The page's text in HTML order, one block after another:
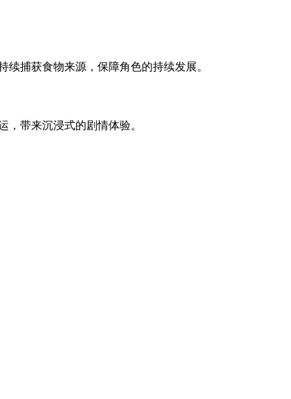
捕获食物来源，保障角色的持续发展。
带来沉浸式的剧情体验。